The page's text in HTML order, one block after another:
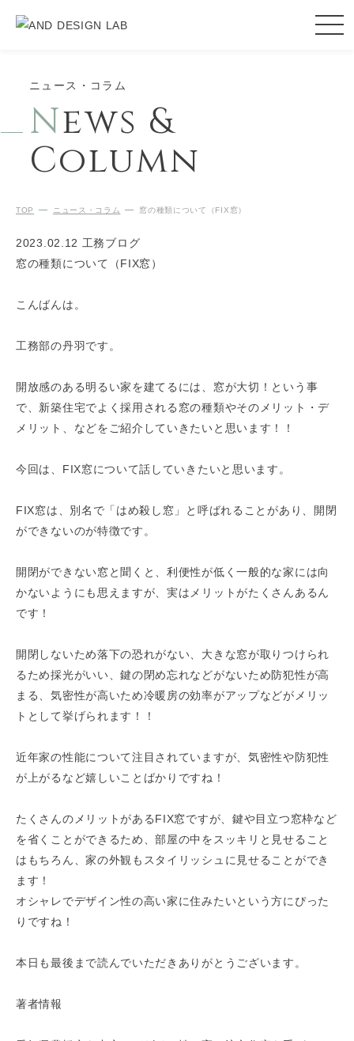
ニュース・コラム
News &
Column
TOP ニュース・コラム 窓の種類について（FIX窓）
2023.02.12 工務ブログ
窓の種類について（FIX窓）
こんばんは。
工務部の丹羽です。
開放感のある明るい家を建てるには、窓が大切！という事
で、新築住宅でよく採用される窓の種類やそのメリット・デ
メリット、などをご紹介していきたいと思います！！
今回は、FIX窓について話していきたいと思います。
FIX窓は、別名で「はめ殺し窓」と呼ばれることがあり、開閉
ができないのが特徴です。
開閉ができない窓と聞くと、利便性が低く一般的な家には向
かないようにも思えますが、実はメリットがたくさんあるん
です！
開閉しないため落下の恐れがない、大きな窓が取りつけられ
るため採光がいい、鍵の閉め忘れなどがないため防犯性が高
まる、気密性が高いため冷暖房の効率がアップなどがメリッ
トとして挙げられます！！
近年家の性能について注目されていますが、気密性や防犯性
が上がるなど嬉しいことばかりですね！
たくさんのメリットがあるFIX窓ですが、鍵や目立つ窓枠など
を省くことができるため、部屋の中をスッキリと見せること
はもちろん、家の外観もスタイリッシュに見せることができ
ます！
オシャレでデザイン性の高い家に住みたいという方にぴった
りですね！
本日も最後まで読んでいただきありがとうございます。
著者情報